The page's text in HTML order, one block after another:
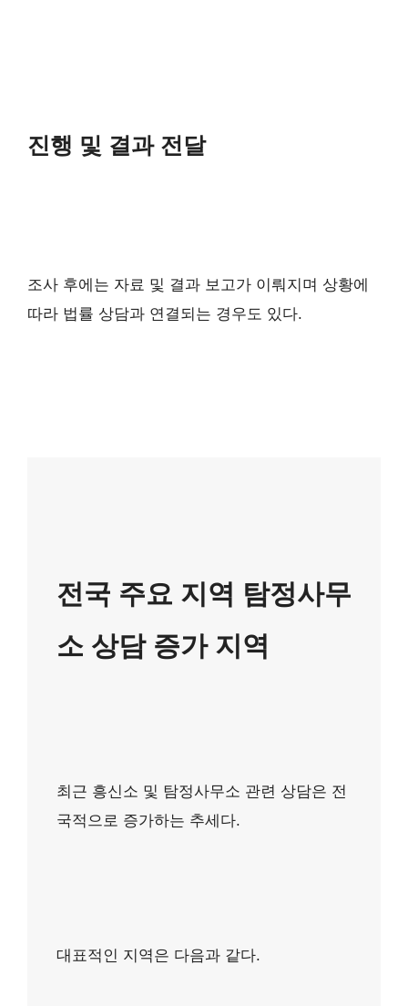
진행 및 결과 전달
조사 후에는 자료 및 결과 보고가 이뤄지며 상황에
따라 법률 상담과 연결되는 경우도 있다.
전국 주요 지역 탐정사무
소 상담 증가 지역
최근 흥신소 및 탐정사무소 관련 상담은 전
국적으로 증가하는 추세다.
대표적인 지역은 다음과 같다.